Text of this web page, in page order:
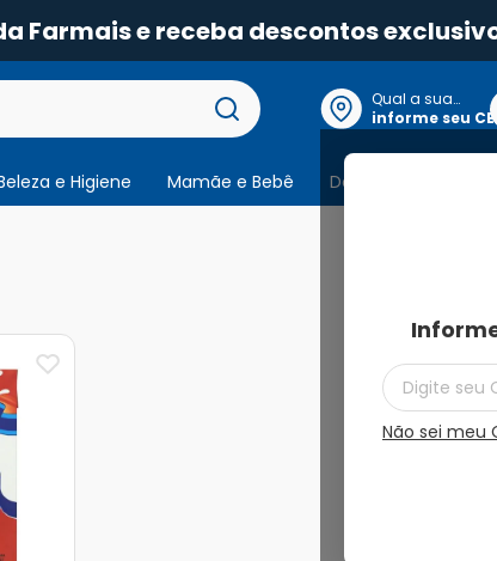
Farmais e receba descontos
Qual a sua
localização?
informe seu
Não sei meu
e Higiene Mamãe e Bebê Dermocosmeticos